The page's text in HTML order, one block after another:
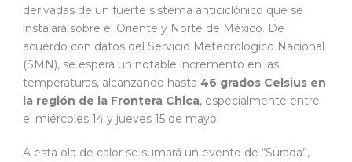
derivadas de un fuerte sistema anticiclónico que se
instalará sobre el Oriente y Norte de México. De
acuerdo con datos del Servicio Meteorológico Nacional
(SMN), se espera un notable incremento en las
temperaturas, alcanzando hasta 46 grados Celsius en
la región de la Frontera Chica, especialmente entre
el miércoles 14 y jueves 15 de mayo.
A esta ola de calor se sumará un evento de “Surada”,